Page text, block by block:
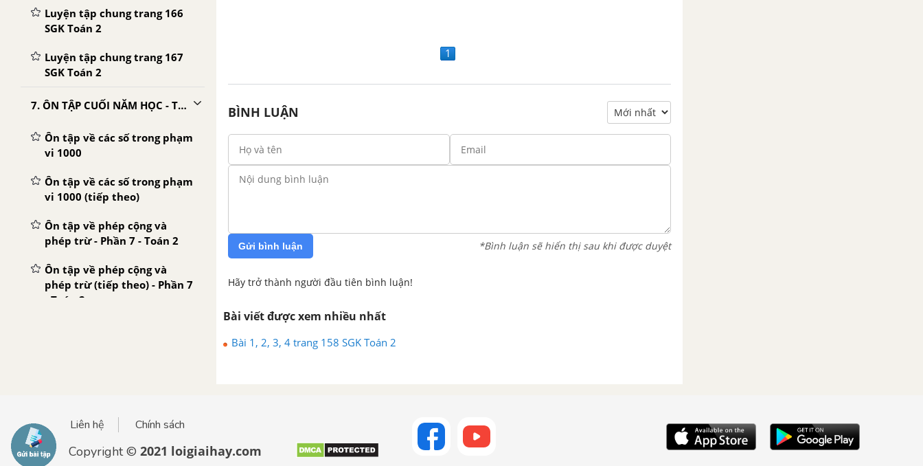
Luyện tập chung trang 166
SGK Toán 2
Luyện tập chung trang 167
SGK Toán 2
7. ÔN TẬP CUỐI NĂM HỌC - TOÁN 2
Ôn tập về các số trong phạm
vi 1000
Ôn tập về các số trong phạm
vi 1000 (tiếp theo)
Ôn tập về phép cộng và
phép trừ - Phần 7 - Toán 2
Ôn tập về phép cộng và
phép trừ (tiếp theo) - Phần 7
- Toán 2
Ôn tập về đại lượng - Toán 2
Ôn tập về đại lượng (tiếp
theo) - Toán 2
1
BÌNH LUẬN
Gửi bình luận *Bình luận sẽ hiển thị sau khi được duyệt
Hãy trở thành người đầu tiên bình luận!
Bài viết được xem nhiều nhất
Bài 1, 2, 3, 4 trang 158 SGK Toán 2
Liên hệ Chính sách
Copyright © 2021 loigiaihay.com